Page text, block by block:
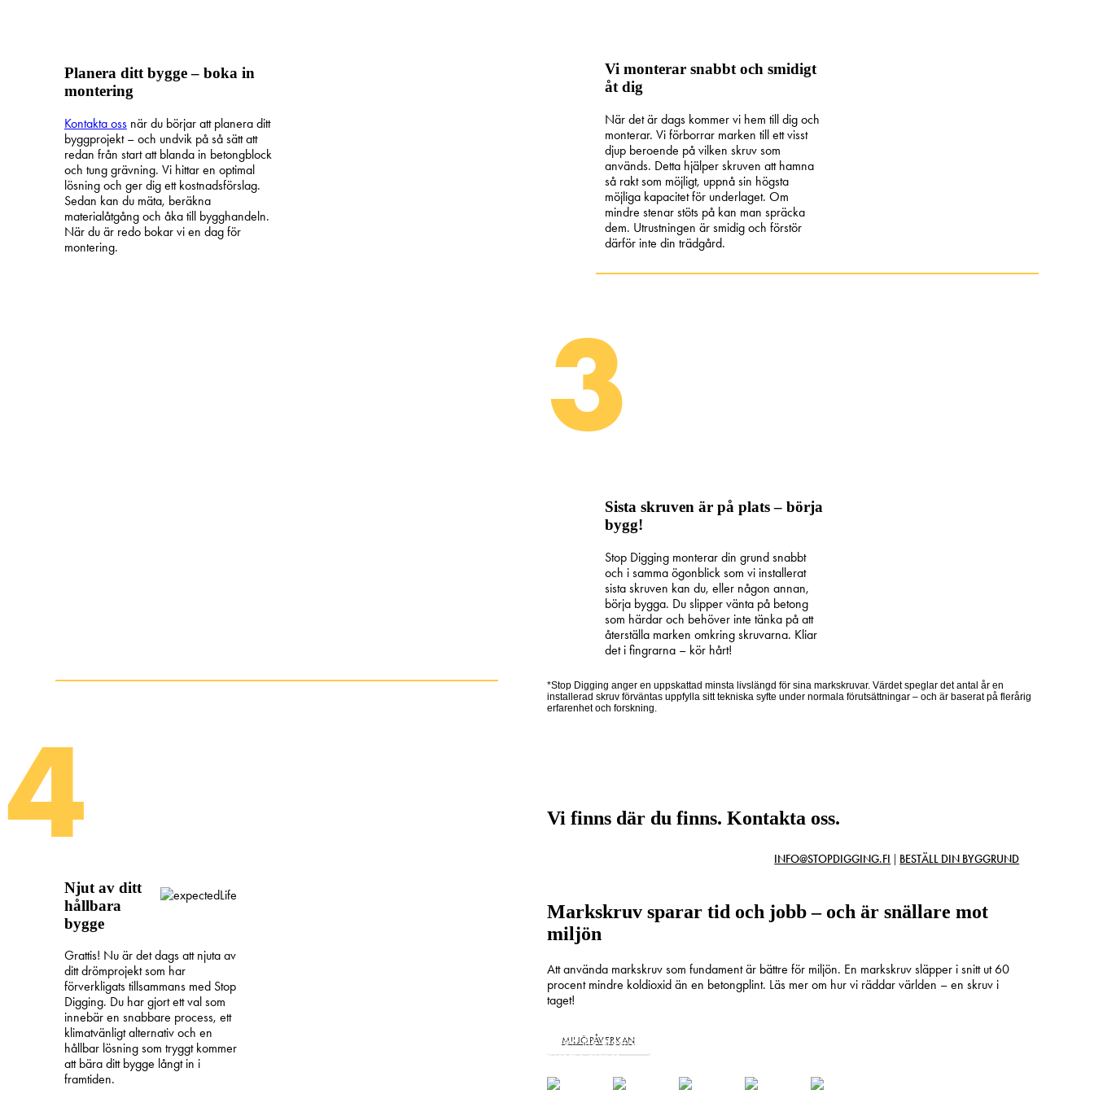
Planera ditt bygge – boka in
montering
Kontakta ossnär du börjar att planera ditt
byggprojekt – och undvik på så sätt att
redan från start att blanda in betongblock
och tung grävning. Vi hittar en optimal
lösning och ger dig ett kostnadsförslag.
Sedan kan du mäta, beräkna
materialåtgång och åka till bygghandeln.
När du är redo bokar vi en dag för
montering.
Vi monterar snabbt och smidigt
åt dig
När det är dags kommer vi hem till dig och
monterar. Vi förborrar marken till ett visst
djup beroende på vilken skruv som
används. Detta hjälper skruven att hamna
så rakt som möjligt, uppnå sin högsta
möjliga kapacitet för underlaget. Om
mindre stenar stöts på kan man spräcka
dem. Utrustningen är smidig och förstör
därför inte din trädgård.
3
Sista skruven är på plats – börja
bygg!
Stop Digging monterar din grund snabbt
och i samma ögonblick som vi installerat
sista skruven kan du, eller någon annan,
börja bygga. Du slipper vänta på betong
som härdar och behöver inte tänka på att
återställa marken omkring skruvarna. Kliar
det i fingrarna – kör hårt!
4
Njut av ditt
hållbara
bygge
Grattis! Nu är det dags att njuta av
ditt drömprojekt som har
förverkligats tillsammans med Stop
Digging. Du har gjort ett val som
innebär en snabbare process, ett
klimatvänligt alternativ och en
hållbar lösning som tryggt kommer
att bära ditt bygge långt in i
framtiden.
*Stop Digging anger en uppskattad minsta livslängd för sina markskruvar. Värdet speglar det antal år en
installerad skruv förväntas uppfylla sitt tekniska syfte under normala förutsättningar – och är baserat på flerårig
erfarenhet och forskning.
Vi finns där du finns. Kontakta oss.
INFO@STOPDIGGING.FI | BESTÄLL DIN BYGGRUND
Markskruv sparar tid och jobb – och är snällare mot
miljön
Att använda markskruv som fundament är bättre för miljön. En markskruv släpper i snitt ut 60
procent mindre koldioxid än en betongplint. Läs mer om hur vi räddar världen – en skruv i
taget!
MILJÖPÅVERKAN
Screw the ground.
Not the planet.